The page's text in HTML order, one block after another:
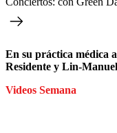
En su práctica médica
Residente y Lin-
Videos Semana